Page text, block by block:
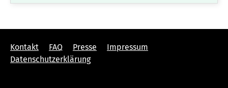
Kontakt FAQ Presse
Impressum
Datenschutzerklärung